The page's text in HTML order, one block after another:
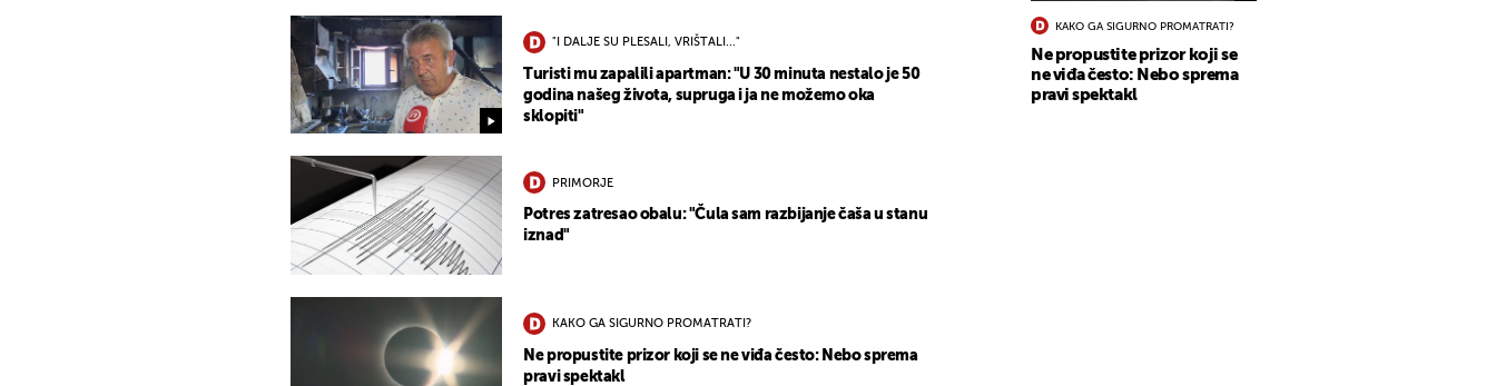
"I DALJE SU PLESALI, VRIŠTALI..."
Turisti mu zapalili apartman: "U 30 minuta nestalo je 50
godina našeg života, supruga i ja ne možemo oka
sklopiti"
PRIMORJE
Potres zatresao obalu: "Čula sam razbijanje čaša u stanu
iznad"
KAKO GA SIGURNO PROMATRATI?
Ne propustite prizor koji se ne viđa često: Nebo sprema
pravi spektakl
KAKO GA SIGURNO PROMATRATI?
Ne propustite prizor koji se
ne viđa često: Nebo sprema
pravi spektakl